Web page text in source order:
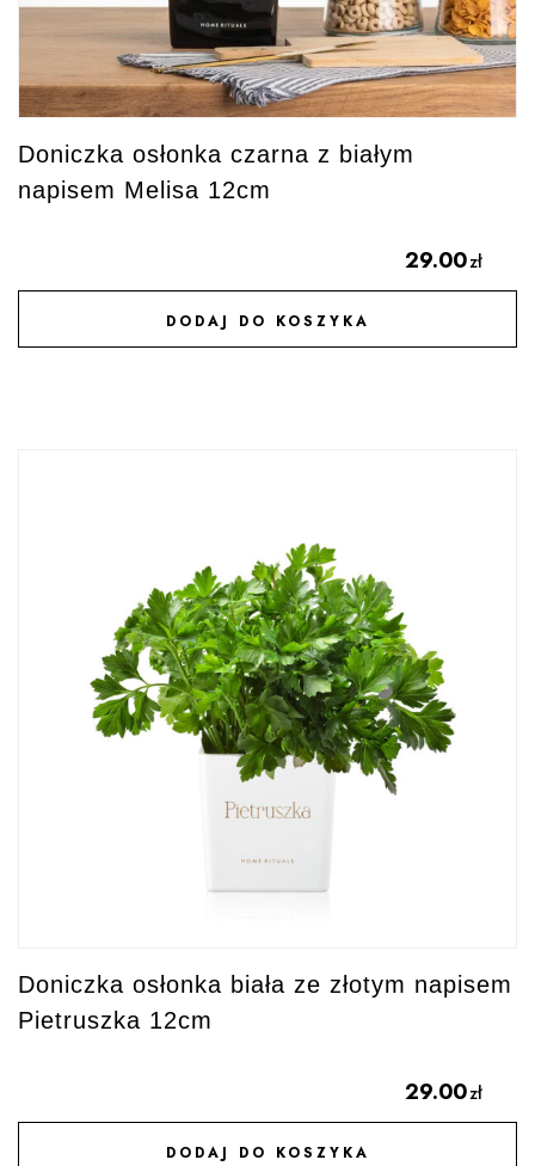
Doniczka osłonka czarna z białym
napisem Melisa 12cm
29.00zł
DODAJ DO KOSZYKA
DODAJ DO ULUBIONYCH
Doniczka osłonka biała ze złotym napisem
Pietruszka 12cm
29.00zł
DODAJ DO KOSZYKA
DODAJ DO ULUBIONYCH